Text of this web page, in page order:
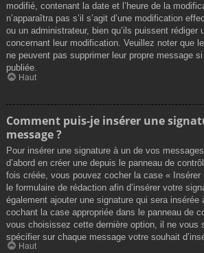
modifié, contenant la date et l’heure de la
n’apparaîtra pas s’il s’agit d’une modification
ou un administrateur, bien qu’ils puissent rédiger
concernant leur modification. Veuillez noter que
ne peuvent pas supprimer leur propre message
publiée.
Haut
Comment puis-je insérer une
message ?
Pour insérer une signature à un de vos
d’abord en créer une depuis le panneau de
fois créée, vous pouvez cocher la case « Insérer
le formulaire de rédaction afin d’insérer votre
également ajouter une signature qui sera
cochant la case appropriée dans le panneau de
vous choisissez cette dernière option, il ne vous
spécifier sur chaque message votre souhait
Haut